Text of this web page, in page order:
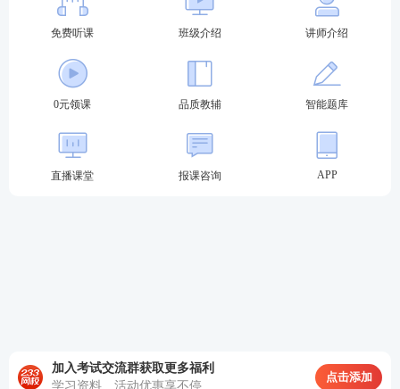
2023年法考至尊班火热招生中
2023法考至尊班新考季正式启航： 班主任全程陪伴
班督学辅导、八科 应试实力派
讲师录播+直播双重锁
4轮复习体系 主客一体顺利突破合格线！
强化巩固考点，归纳总结每个考点出题方
免费听课 班级介绍 讲师介绍
0元领课 品质教辅 智能题库
直播课堂 报课咨询 APP
加入考试交流群获取更多福利
学习资料、活动优惠享不停
点击添加